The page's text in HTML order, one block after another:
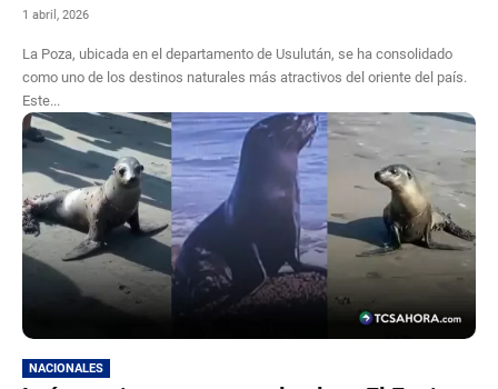
1 abril, 2026
La Poza, ubicada en el departamento de Usulután, se ha consolidado
como uno de los destinos naturales más atractivos del oriente del país.
Este...
NACIONALES